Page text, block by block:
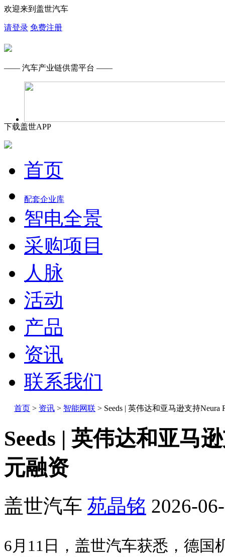
欢迎来到盖世汽车
请登录 免费注册
—— 汽车产业链供需平台 ——
下载盖世APP
首页
配套企业库
智电全景
采购项目
人脉
活动
产品
资讯
联系我们
首页 > 资讯 > 智能网联 > Seeds | 英伟达和亚马逊支持Neura
Seeds | 英伟达和亚马
元融资
盖世汽车 苑晶铭 2026-
6月11日，盖世汽车获悉，德国